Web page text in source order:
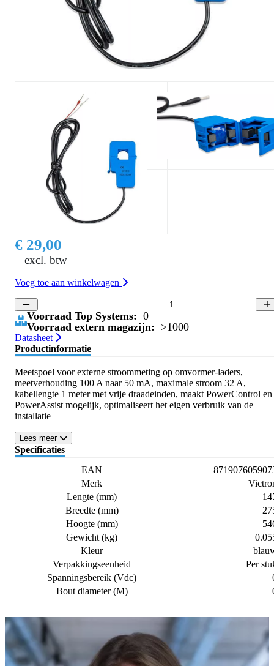
€ 29,00
excl. btw
Voeg toe aan winkelwagen
Voorraad Top Systems: 0
Voorraad extern magazijn: >1000
Datasheet
Productinformatie
Meetspoel voor externe stroommeting op omvormer-laders,
meetverhouding 100 A naar 50 mA, maximale stroom 32 A,
kabellengte 1 meter met vrije draadeinden, maakt PowerControl en
PowerAssist mogelijk, optimaliseert het eigen verbruik van de
installatie
Lees meer
Specificaties
EAN
Merk
Lengte (mm)
Breedte (mm)
Hoogte (mm)
Gewicht (kg)
Kleur
Verpakkingseenheid
Per
Spanningsbereik (Vdc)
Bout diameter (M)